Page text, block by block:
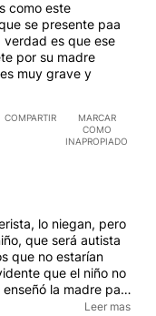
como este
se presente paa
verdad es que ese
por su madre
muy grave y
COMPARTIR
MARCAR
COMO
INAPROPIADO
lo niegan, pero
que será autista
que no estarían
que el niño no
la madre para
enredó porque es
Leer mas